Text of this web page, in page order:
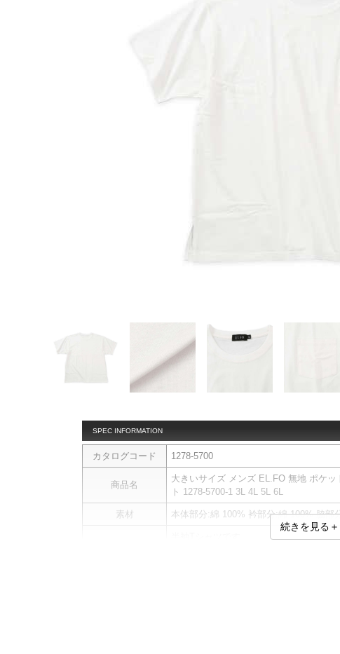
SPEC INFORMATION
カタログコード 1278-5700
商品名
大きいサイズ メンズ EL.FO 無地 ポケ
ト 1278-5700-1 3L 4L 5L 6L
素材 本体部分:綿 100% 衿部分:綿 100% 脇部
衿部分は、洗濯をしてもへたりにくい
胸ポケット／汗染み防止加工／脇下消臭
続きを見る＋